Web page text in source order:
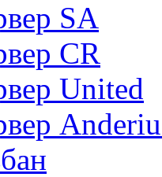
SA
CR
United